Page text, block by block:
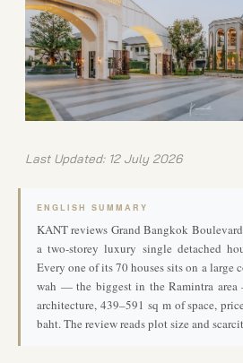
Last Updated: 12 July 2026
ENGLISH SUMMARY
KANT reviews Grand Bangkok
a two-storey luxury single detached
Every one of its 70 houses sits on a large
wah — the biggest in the Ramintra
architecture, 439–591 sq m of space,
baht. The review reads plot size and